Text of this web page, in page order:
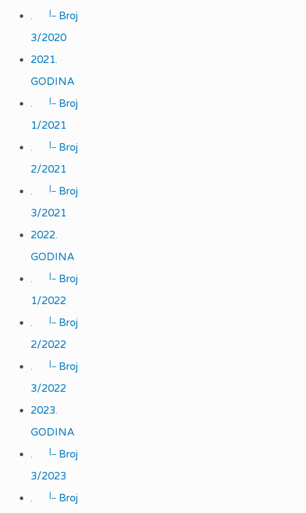
.
|_
Broj
3/2020
2021.
GODINA
.
|_
Broj
1/2021
.
|_
Broj
2/2021
.
|_
Broj
3/2021
2022.
GODINA
.
|_
Broj
1/2022
.
|_
Broj
2/2022
.
|_
Broj
3/2022
2023.
GODINA
.
|_
Broj
3/2023
.
|_
Broj